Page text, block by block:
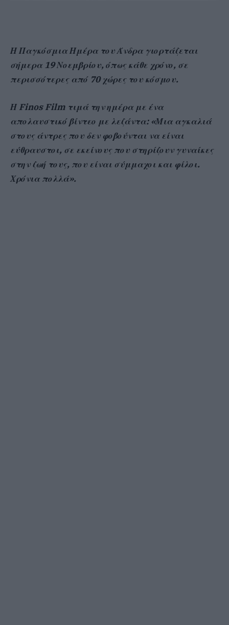
Η Παγκόσμια Ημέρα του Άνδρα γιορτάζεται
σήμερα 19 Νοεμβρίου, όπως κάθε χρόνο, σε
περισσότερες από 70 χώρες του κόσμου.
Η Finos Film τιμά την ημέρα με ένα
απολαυστικό βίντεο με λεζάντα: «Μια αγκαλιά
στους άντρες που δεν φοβούνται να είναι
εύθραυστοι, σε εκείνους που στηρίζουν γυναίκες
στην ζωή τους, που είναι σύμμαχοι και φίλοι.
Χρόνια πολλά».